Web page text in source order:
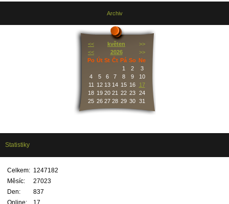
Archiv
<< květen
>>
<<
2026
>>
Po Út St Čt Pá So Ne
1
2
3
4
5 6 7 8 9
10
11
12 13 14 15 16
17
18 19 20 21 22 23 24
25 26 27 28 29 30 31
Statistiky
Online: 17
Celkem: 1247182
Měsíc:
27023
Den:
837